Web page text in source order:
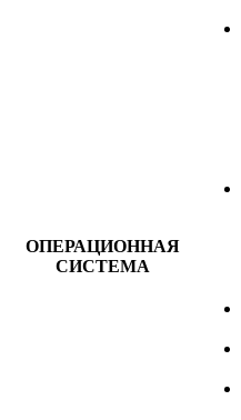
ОПЕРАЦИОННАЯ
СИСТЕМА